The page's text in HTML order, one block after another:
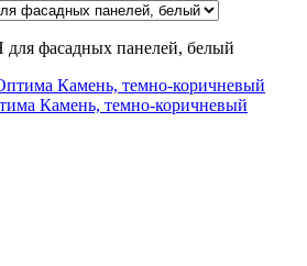
фасадных панелей, белый
Камень, темно-коричневый